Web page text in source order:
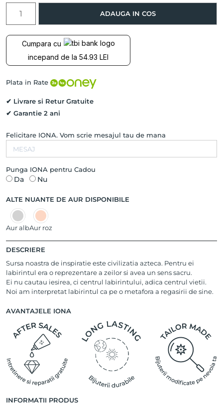
Bratara
THE
MAZE,
Galben
ADAUGA IN COS
Cumpara cu
incepand de la 54.93 LEI
Plata in Rate
✔ Livrare si Retur Gratuite
✔ Garantie 2 ani
Felicitare IONA. Vom scrie mesajul tau de mana
Punga IONA pentru Cadou
Da Nu
ALTE NUANTE DE AUR DISPONIBILE
Aur albAur roz
DESCRIERE
Sursa noastra de inspiratie este civilizatia azteca. Pentru ei
labirintul era o reprezentare a zeilor si avea un sens sacru.
Ei nu cautau iesirea, ci centrul labirintului, adica centrul vietii.
Noi am interpretat labirintul ca pe o metafora a regasirii de sine.
AVANTAJELE IONA
INFORMATII PRODUS